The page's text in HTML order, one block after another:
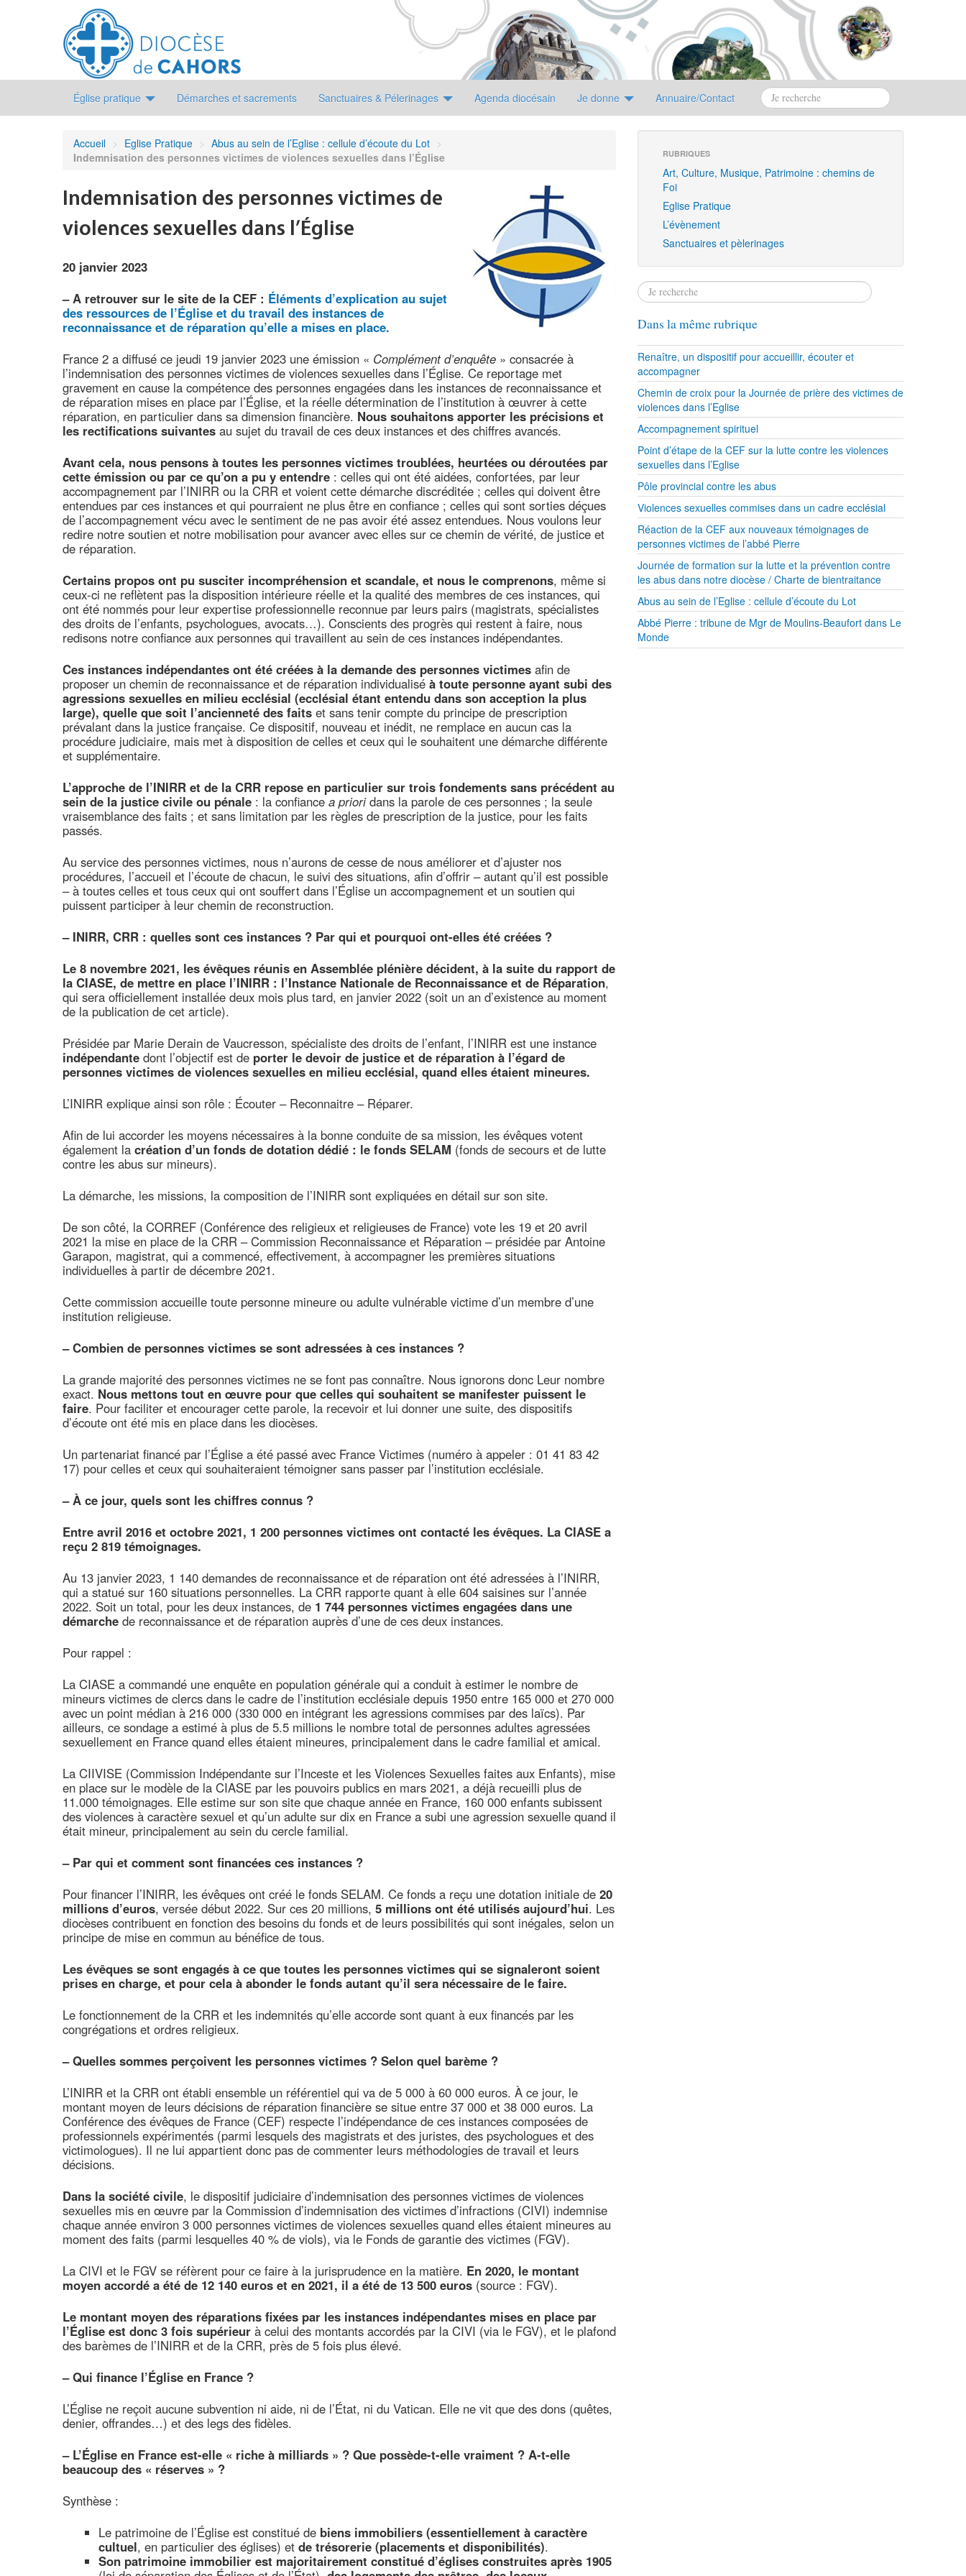
Église pratique Démarches et sacrements Sanctuaires & Pélerinages Agenda diocésain Je donne Annuaire/Contact
Accueil > Eglise Pratique > Abus au sein de l’Eglise : cellule d’écoute du Lot >
Indemnisation des personnes victimes de violences sexuelles dans l’Église
Indemnisation des personnes victimes de
violences sexuelles dans l’Église
20 janvier 2023
– A retrouver sur le site de la CEF : Éléments d’explication au sujet
des ressources de l’Église et du travail des instances de
reconnaissance et de réparation qu’elle a mises en place.
France 2 a diffusé ce jeudi 19 janvier 2023 une émission « Complément d’enquête » consacrée à
l’indemnisation des personnes victimes de violences sexuelles dans l’Église. Ce reportage met
gravement en cause la compétence des personnes engagées dans les instances de reconnaissance et
de réparation mises en place par l’Église, et la réelle détermination de l’institution à œuvrer à cette
réparation, en particulier dans sa dimension financière. Nous souhaitons apporter les précisions et
les rectifications suivantes au sujet du travail de ces deux instances et des chiffres avancés.
Avant cela, nous pensons à toutes les personnes victimes troublées, heurtées ou déroutées par
cette émission ou par ce qu’on a pu y entendre : celles qui ont été aidées, confortées, par leur
accompagnement par l’INIRR ou la CRR et voient cette démarche discréditée ; celles qui doivent être
entendues par ces instances et qui pourraient ne plus être en confiance ; celles qui sont sorties déçues
de l’accompagnement vécu avec le sentiment de ne pas avoir été assez entendues. Nous voulons leur
redire notre soutien et notre mobilisation pour avancer avec elles sur ce chemin de vérité, de justice et
de réparation.
Certains propos ont pu susciter incompréhension et scandale, et nous le comprenons, même si
ceux-ci ne reflètent pas la disposition intérieure réelle et la qualité des membres de ces instances, qui
ont été nommés pour leur expertise professionnelle reconnue par leurs pairs (magistrats, spécialistes
des droits de l’enfants, psychologues, avocats…). Conscients des progrès qui restent à faire, nous
redisons notre confiance aux personnes qui travaillent au sein de ces instances indépendantes.
Ces instances indépendantes ont été créées à la demande des personnes victimes afin de
proposer un chemin de reconnaissance et de réparation individualisé à toute personne ayant subi des
agressions sexuelles en milieu ecclésial (ecclésial étant entendu dans son acception la plus
large), quelle que soit l’ancienneté des faits et sans tenir compte du principe de prescription
prévalant dans la justice française. Ce dispositif, nouveau et inédit, ne remplace en aucun cas la
procédure judiciaire, mais met à disposition de celles et ceux qui le souhaitent une démarche différente
et supplémentaire.
L’approche de l’INIRR et de la CRR repose en particulier sur trois fondements sans précédent au
sein de la justice civile ou pénale : la confiance a prioridans la parole de ces personnes ; la seule
vraisemblance des faits ; et sans limitation par les règles de prescription de la justice, pour les faits
passés.
Au service des personnes victimes, nous n’aurons de cesse de nous améliorer et d’ajuster nos
procédures, l’accueil et l’écoute de chacun, le suivi des situations, afin d’offrir – autant qu’il est possible
– à toutes celles et tous ceux qui ont souffert dans l’Église un accompagnement et un soutien qui
puissent participer à leur chemin de reconstruction.
– INIRR, CRR : quelles sont ces instances ? Par qui et pourquoi ont-elles été créées ?
Le 8 novembre 2021, les évêques réunis en Assemblée plénière décident, à la suite du rapport de
la CIASE, de mettre en place l’INIRR : l’Instance Nationale de Reconnaissance et de Réparation,
qui sera officiellement installée deux mois plus tard, en janvier 2022 (soit un an d’existence au moment
de la publication de cet article).
Présidée par Marie Derain de Vaucresson, spécialiste des droits de l’enfant, l’INIRR est une instance
indépendante dont l’objectif est de porter le devoir de justice et de réparation à l’égard de
personnes victimes de violences sexuelles en milieu ecclésial, quand elles étaient mineures.
L’INIRR explique ainsi son rôle : Écouter – Reconnaitre – Réparer.
Afin de lui accorder les moyens nécessaires à la bonne conduite de sa mission, les évêques votent
également la création d’un fonds de dotation dédié : le fonds SELAM (fonds de secours et de lutte
contre les abus sur mineurs).
La démarche, les missions, la composition de l’INIRR sont expliquées en détail sur son site.
De son côté, la CORREF (Conférence des religieux et religieuses de France) vote les 19 et 20 avril
2021 la mise en place de la CRR – Commission Reconnaissance et Réparation – présidée par Antoine
Garapon, magistrat, qui a commencé, effectivement, à accompagner les premières situations
individuelles à partir de décembre 2021.
Cette commission accueille toute personne mineure ou adulte vulnérable victime d’un membre d’une
institution religieuse.
– Combien de personnes victimes se sont adressées à ces instances ?
La grande majorité des personnes victimes ne se font pas connaître. Nous ignorons donc Leur nombre
exact. Nous mettons tout en œuvre pour que celles qui souhaitent se manifester puissent le
faire. Pour faciliter et encourager cette parole, la recevoir et lui donner une suite, des dispositifs
d’écoute ont été mis en place dans les diocèses.
Un partenariat financé par l’Église a été passé avec France Victimes (numéro à appeler : 01 41 83 42
17) pour celles et ceux qui souhaiteraient témoigner sans passer par l’institution ecclésiale.
– À ce jour, quels sont les chiffres connus ?
Entre avril 2016 et octobre 2021, 1 200 personnes victimes ont contacté les évêques. La CIASE a
reçu 2 819 témoignages.
Au 13 janvier 2023, 1 140 demandes de reconnaissance et de réparation ont été adressées à l’INIRR,
qui a statué sur 160 situations personnelles. La CRR rapporte quant à elle 604 saisines sur l’année
2022. Soit un total, pour les deux instances, de 1 744 personnes victimes engagées dans une
démarche de reconnaissance et de réparation auprès d’une de ces deux instances.
Pour rappel :
La CIASE a commandé une enquête en population générale qui a conduit à estimer le nombre de
mineurs victimes de clercs dans le cadre de l’institution ecclésiale depuis 1950 entre 165 000 et 270 000
avec un point médian à 216 000 (330 000 en intégrant les agressions commises par des laïcs). Par
ailleurs, ce sondage a estimé à plus de 5.5 millions le nombre total de personnes adultes agressées
sexuellement en France quand elles étaient mineures, principalement dans le cadre familial et amical.
La CIIVISE (Commission Indépendante sur l’Inceste et les Violences Sexuelles faites aux Enfants), mise
en place sur le modèle de la CIASE par les pouvoirs publics en mars 2021, a déjà recueilli plus de
11.000 témoignages. Elle estime sur son site que chaque année en France, 160 000 enfants subissent
des violences à caractère sexuel et qu’un adulte sur dix en France a subi une agression sexuelle quand il
était mineur, principalement au sein du cercle familial.
– Par qui et comment sont financées ces instances ?
Pour financer l’INIRR, les évêques ont créé le fonds SELAM. Ce fonds a reçu une dotation initiale de 20
millions d’euros, versée début 2022. Sur ces 20 millions, 5 millions ont été utilisés aujourd’hui. Les
diocèses contribuent en fonction des besoins du fonds et de leurs possibilités qui sont inégales, selon un
principe de mise en commun au bénéfice de tous.
Les évêques se sont engagés à ce que toutes les personnes victimes qui se signaleront soient
prises en charge, et pour cela à abonder le fonds autant qu’il sera nécessaire de le faire.
Le fonctionnement de la CRR et les indemnités qu’elle accorde sont quant à eux financés par les
congrégations et ordres religieux.
– Quelles sommes perçoivent les personnes victimes ? Selon quel barème ?
L’INIRR et la CRR ont établi ensemble un référentiel qui va de 5 000 à 60 000 euros. À ce jour, le
montant moyen de leurs décisions de réparation financière se situe entre 37 000 et 38 000 euros. La
Conférence des évêques de France (CEF) respecte l’indépendance de ces instances composées de
professionnels expérimentés (parmi lesquels des magistrats et des juristes, des psychologues et des
victimologues). Il ne lui appartient donc pas de commenter leurs méthodologies de travail et leurs
décisions.
Dans la société civile, le dispositif judiciaire d’indemnisation des personnes victimes de violences
sexuelles mis en œuvre par la Commission d’indemnisation des victimes d’infractions (CIVI) indemnise
chaque année environ 3 000 personnes victimes de violences sexuelles quand elles étaient mineures au
moment des faits (parmi lesquelles 40 % de viols), via le Fonds de garantie des victimes (FGV).
La CIVI et le FGV se réfèrent pour ce faire à la jurisprudence en la matière. En 2020, le montant
moyen accordé a été de 12 140 euros et en 2021, il a été de 13 500 euros (source : FGV).
Le montant moyen des réparations fixées par les instances indépendantes mises en place par
l’Église est donc 3 fois supérieur à celui des montants accordés par la CIVI (via le FGV), et le plafond
des barèmes de l’INIRR et de la CRR, près de 5 fois plus élevé.
– Qui finance l’Église en France ?
L’Église ne reçoit aucune subvention ni aide, ni de l’État, ni du Vatican. Elle ne vit que des dons (quêtes,
denier, offrandes…) et des legs des fidèles.
– L’Église en France est-elle « riche à milliards » ? Que possède-t-elle vraiment ? A-t-elle
beaucoup des « réserves » ?
Synthèse :
Le patrimoine de l’Église est constitué de biens immobiliers (essentiellement à caractère
cultuel, en particulier des églises) et de trésorerie (placements et disponibilités).
Son patrimoine immobilier est majoritairement constitué d’églises construites après 1905
RUBRIQUES
Art, Culture, Musique, Patrimoine : chemins de
Foi
Eglise Pratique
L’évènement
Sanctuaires et pèlerinages
Dans la même rubrique
Renaître, un dispositif pour accueillir, écouter et
accompagner
Chemin de croix pour la Journée de prière des victimes de
violences dans l’Eglise
Accompagnement spirituel
Point d’étape de la CEF sur la lutte contre les violences
sexuelles dans l’Eglise
Pôle provincial contre les abus
Violences sexuelles commises dans un cadre ecclésial
Réaction de la CEF aux nouveaux témoignages de
personnes victimes de l’abbé Pierre
Journée de formation sur la lutte et la prévention contre
les abus dans notre diocèse / Charte de bientraitance
Abus au sein de l’Eglise : cellule d’écoute du Lot
Abbé Pierre : tribune de Mgr de Moulins-Beaufort dans Le
Monde